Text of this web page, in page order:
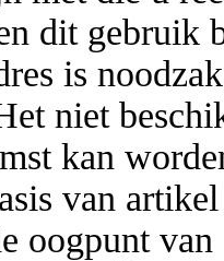
dit gebruik
is
niet
kan
van
oogpunt